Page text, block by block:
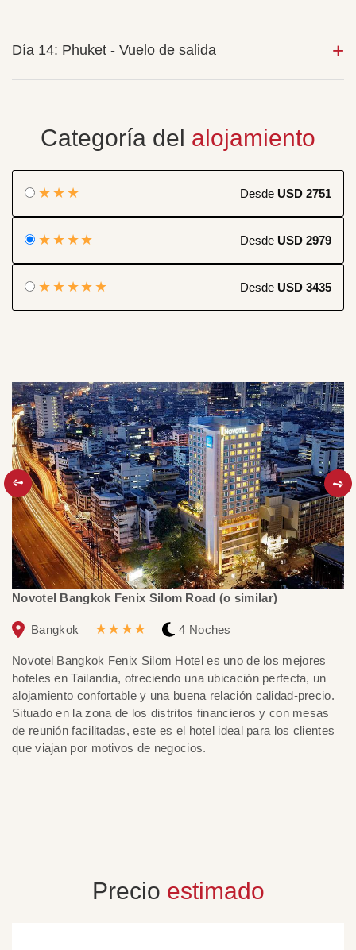
Día 14: Phuket - Vuelo de salida
Categoría del alojamiento
★★★ Desde USD 2751
★★★★ Desde USD 2979
★★★★★ Desde USD 3435
Novotel Bangkok Fenix Silom Road (o similar)
Bangkok ★★★★ 4 Noches
Novotel Bangkok Fenix Silom Hotel es uno de los mejores
hoteles en Tailandia, ofreciendo una ubicación perfecta, un
alojamiento confortable y una buena relación calidad-precio.
Situado en la zona de los distritos financieros y con mesas
de reunión facilitadas, este es el hotel ideal para los clientes
que viajan por motivos de negocios.
Precio estimado